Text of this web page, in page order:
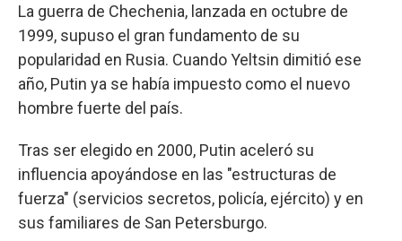
La guerra de Chechenia, lanzada en octubre de
1999, supuso el gran fundamento de su
popularidad en Rusia. Cuando Yeltsin dimitió ese
año, Putin ya se había impuesto como el nuevo
hombre fuerte del país.
Tras ser elegido en 2000, Putin aceleró su
influencia apoyándose en las "estructuras de
fuerza" (servicios secretos, policía, ejército) y en
sus familiares de San Petersburgo.